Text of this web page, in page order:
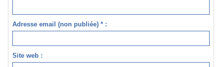
Adresse email (non publiée) * :
Site web :